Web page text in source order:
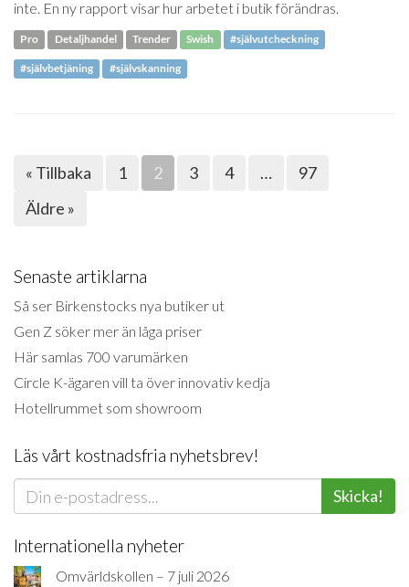
inte. En ny rapport visar hur arbetet i butik förändras.
Pro Detaljhandel Trender Swish #självutcheckning
#självbetjäning #självskanning
« Tillbaka 1 2 3 4 …
97
Äldre »
Senaste artiklarna
Så ser Birkenstocks nya butiker ut
Gen Z söker mer än låga priser
Här samlas 700 varumärken
Circle K-ägaren vill ta över innovativ kedja
Hotellrummet som showroom
Läs vårt kostnadsfria nyhetsbrev!
Skicka!
Internationella nyheter
Omvärldskollen – 7 juli 2026